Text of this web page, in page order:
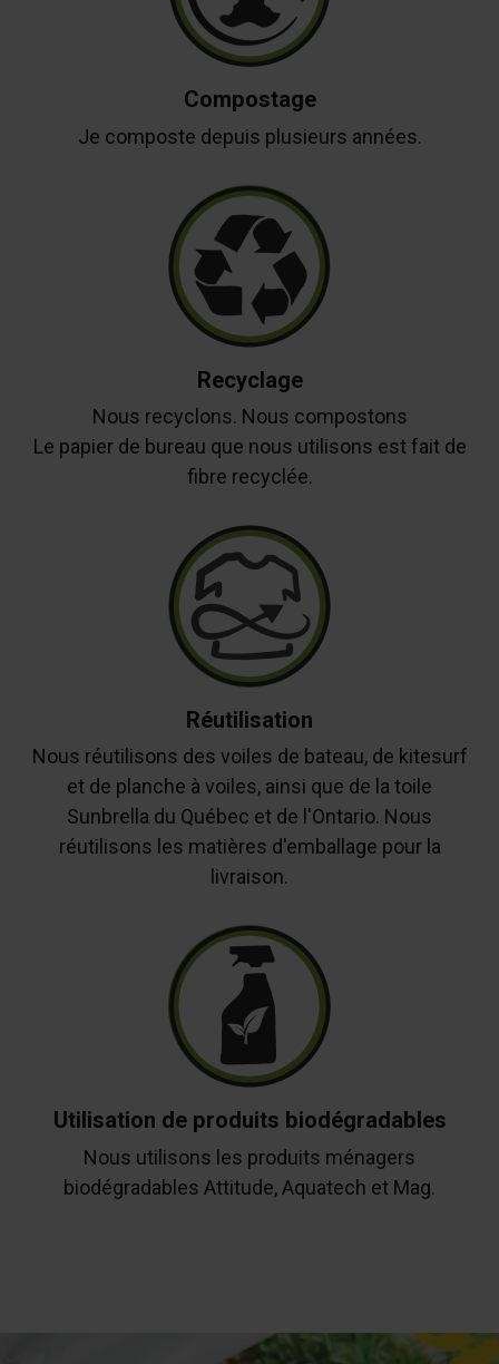
Compostage
Je composte depuis plusieurs années.
Recyclage
Nous recyclons. Nous compostons
Le papier de bureau que nous utilisons est fait de
fibre recyclée.
Réutilisation
Nous réutilisons des voiles de bateau, de kitesurf
et de planche à voiles, ainsi que de la toile
Sunbrella du Québec et de l'Ontario. Nous
réutilisons les matières d'emballage pour la
livraison.
Utilisation de produits biodégradables
Nous utilisons les produits ménagers
biodégradables Attitude, Aquatech et Mag.